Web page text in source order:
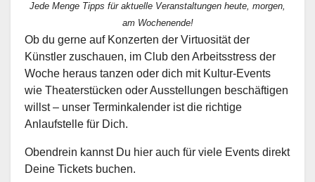
Jede Menge Tipps für aktuelle Veranstaltungen heute, morgen,
am Wochenende!
Ob du gerne auf Konzerten der Virtuosität der
Künstler zuschauen, im Club den Arbeitsstress der
Woche heraus tanzen oder dich mit Kultur-Events
wie Theaterstücken oder Ausstellungen beschäftigen
willst – unser Terminkalender ist die richtige
Anlaufstelle für Dich.
Obendrein kannst Du hier auch für viele Events direkt
Deine Tickets buchen.